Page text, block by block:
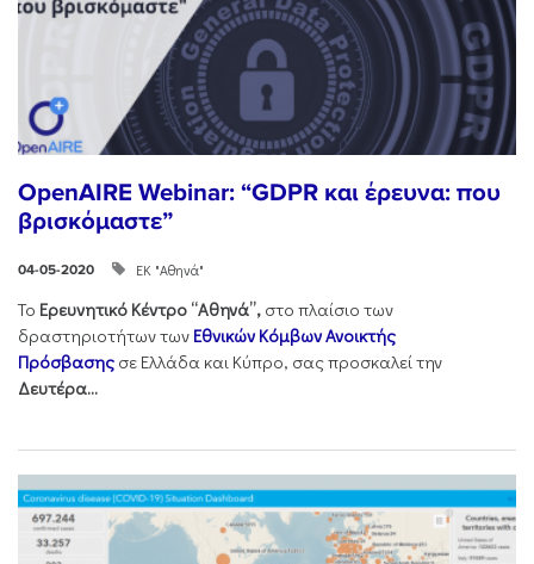
OpenAIRE Webinar: “GDPR και έρευνα: που
βρισκόμαστε”
04-05-2020 ΕΚ "Αθηνά"
Το Ερευνητικό Κέντρο “Αθηνά”, στο πλαίσιο των
δραστηριοτήτων των Εθνικών Κόμβων Ανοικτής
Πρόσβασης σε Ελλάδα και Κύπρο, σας προσκαλεί την
Δευτέρα...